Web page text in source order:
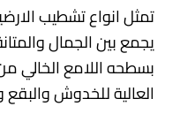
تمثل انواع تشطيب
يجمع بين الجمال
بسطحه اللامع الخالي
العالية للخدوش والبقع